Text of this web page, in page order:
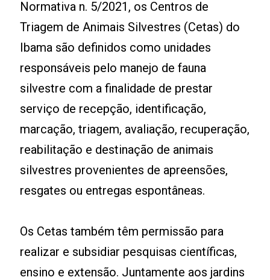
Normativa n. 5/2021, os Centros de
Triagem de Animais Silvestres (Cetas) do
Ibama são definidos como unidades
responsáveis pelo manejo de fauna
silvestre com a finalidade de prestar
serviço de recepção, identificação,
marcação, triagem, avaliação, recuperação,
reabilitação e destinação de animais
silvestres provenientes de apreensões,
resgates ou entregas espontâneas.
Os Cetas também têm permissão para
realizar e subsidiar pesquisas científicas,
ensino e extensão. Juntamente aos jardins